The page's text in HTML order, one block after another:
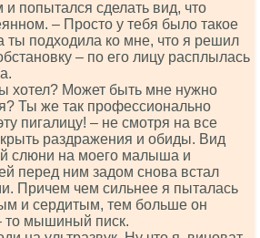
попытался сделать вид, что
– Просто у тебя было такое
ты подходила ко мне, что я решил
– по его лицу расплылась
хотел? Может быть мне нужно
Ты же так профессионально
пигалицу! – не смотря на все
раздражения и обиды. Вид
слюни на моего малыша и
перед ним задом снова встал
Причем чем сильнее я пыталась
и сердитым, тем больше он
то мышиный писк.